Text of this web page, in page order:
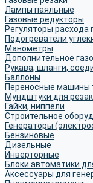
Лампы паяльные
Газовые редукторы
Регуляторы расхода
Подогреватели
Манометры
Дополнительное
Рукава, шланги,
Баллоны
Переносные машины
Мундштуки для
Гайки, ниппели
Строительное
Генераторы
Бензиновые
Дизельные
Инверторные
Блоки автоматики
Аксессуары для